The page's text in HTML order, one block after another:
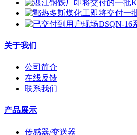
关于我们
公司简介
在线反馈
联系我们
产品展示
传感器/变送器